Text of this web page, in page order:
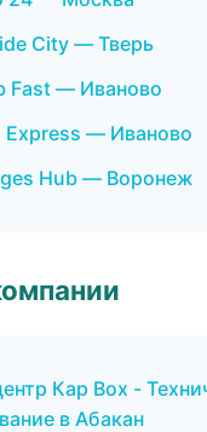
City — Тверь
Fast — Иваново
— Иваново
Hub — Воронеж
Кар Box -
в Абакан